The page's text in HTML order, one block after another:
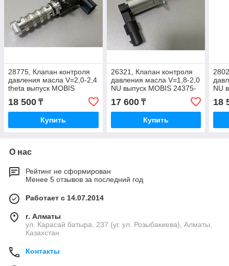
28775, Клапан контроля
давления масла V=2,0-2,4
theta выпуск MOBIS
24375-2G500
18 500 ₸
Купить
26321, Клапан контроля
давления масла V=1,8-2,0
NU выпуск MOBIS 24375-
17 600₸
Купить
NU
18
О нас
Рейтинг не сформирован
Менее 5 отзывов за последний год
Работает с 14.07.2014
г. Алматы
ул. Карасай батыра, 237 (уг. ул. Розыбакиева), Алматы,
Казахстан
Контакты